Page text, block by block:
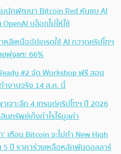
มนักพัฒนา Bitcoin Red หันซบ AI
บล็อกไม่ให้ใช้
หลีเหนืออัปเกรดใช้ AI กวาดคริปโทฯ
ขพุ่งแตะ 66%
#2 จัด Workshop ฟรี สอน
ำงานจริง 14 ส.ค. นี้
เจาะลึก 4 เทรนด์คริปโทฯ ปี 2026
ทรัพย์เก็งกำไรไร้มูลค่า
เตือน Bitcoin จะไม่ทำ New High
5 ปี ราคาร่วงเหลือหลักพันดอลลาร์